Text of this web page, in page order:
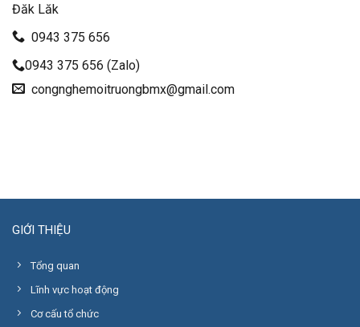
Đăk Lăk
0943 375 656
0943 375 656 (Zalo)
congnghemoitruongbmx@gmail.com
GIỚI THIỆU
Tổng quan
Lĩnh vực hoạt động
Cơ cấu tổ chức